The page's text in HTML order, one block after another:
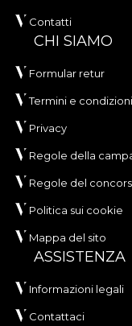
Contatti
CHI SIAMO
Formular retur
Termini e condizioni
Privacy
Regole della
Regole del
Politica sui cookie
Mappa del sito
ASSISTENZA
Informazioni legali
Contattaci